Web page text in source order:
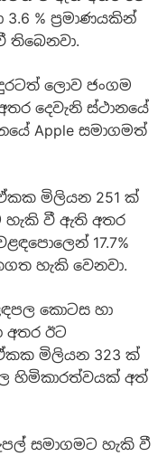
3.6 % ප්‍රමාණයකින්
ලොව ජංගම
දෙවැනි ස්ථානයේ
Apple සමාගමත්
මිලියන 251 ක්
හැකි වී ඇති අතර
17.7%
හැකි වෙනවා.
කොටස හා
අතර ඊට
ඒකක මිලියන 323 ක්
හිමිකාරත්වයක් අත්
සමාගමට හැකි වී